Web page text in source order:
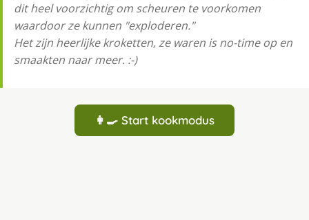
dit heel voorzichtig om scheuren te voorkomen
waardoor ze kunnen "exploderen."
Het zijn heerlijke kroketten, ze waren is no-time op en
smaakten naar meer. :-)
👩‍🍳 Start kookmodus